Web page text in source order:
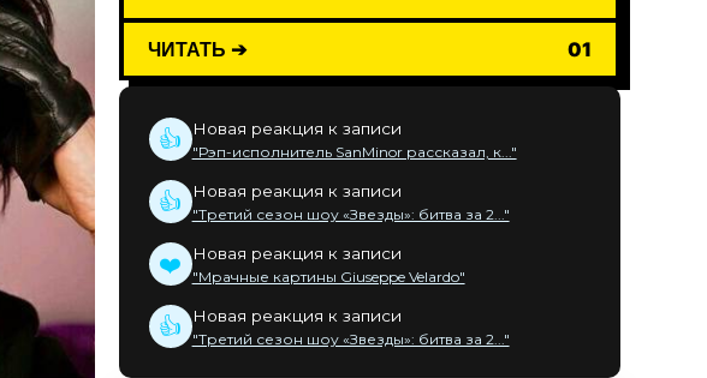
ЧИТАТЬ ➔ 01
👍 Новая реакция к записи
"Рэп-исполнитель SanMinor рассказал, к..."
👍 Новая реакция к записи
"Третий сезон шоу «Звезды»: битва за 2..."
❤️ Новая реакция к записи
"Мрачные картины Giuseppe Velardo"
👍 Новая реакция к записи
"Третий сезон шоу «Звезды»: битва за 2..."